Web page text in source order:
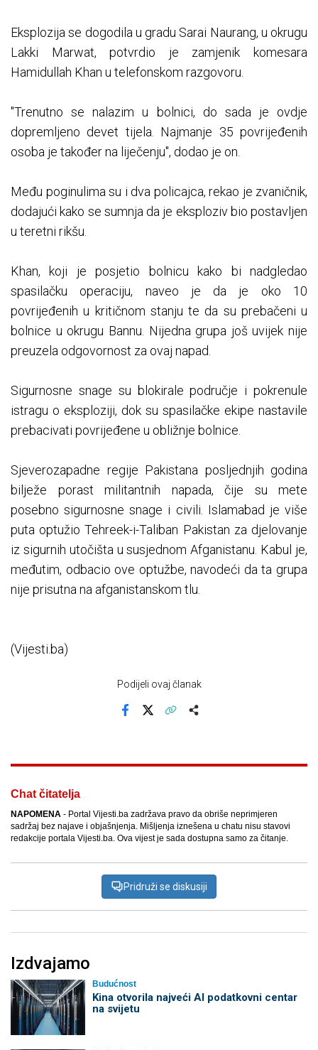
Eksplozija se dogodila u gradu Sarai Naurang, u okrugu
Lakki Marwat, potvrdio je zamjenik komesara
Hamidullah Khan u telefonskom razgovoru.
"Trenutno se nalazim u bolnici, do sada je ovdje
dopremljeno devet tijela. Najmanje 35 povrijeđenih
osoba je također na liječenju", dodao je on.
Među poginulima su i dva policajca, rekao je zvaničnik,
dodajući kako se sumnja da je eksploziv bio postavljen
u teretni rikšu.
Khan, koji je posjetio bolnicu kako bi nadgledao
spasilačku operaciju, naveo je da je oko 10
povrijeđenih u kritičnom stanju te da su prebačeni u
bolnice u okrugu Bannu. Nijedna grupa još uvijek nije
preuzela odgovornost za ovaj napad.
Sigurnosne snage su blokirale područje i pokrenule
istragu o eksploziji, dok su spasilačke ekipe nastavile
prebacivati povrijeđene u obližnje bolnice.
Sjeverozapadne regije Pakistana posljednjih godina
bilježe porast militantnih napada, čije su mete
posebno sigurnosne snage i civili. Islamabad je više
puta optužio Tehreek-i-Taliban Pakistan za djelovanje
iz sigurnih utočišta u susjednom Afganistanu. Kabul je,
međutim, odbacio ove optužbe, navodeći da ta grupa
nije prisutna na afganistanskom tlu.
(Vijesti.ba)
Podijeli ovaj članak
Chat čitatelja
NAPOMENA - Portal Vijesti.ba zadržava pravo da obriše neprimjeren
sadržaj bez najave i objašnjenja. Mišljenja iznešena u chatu nisu stavovi
redakcije portala Vijesti.ba. Ova vijest je sada dostupna samo za čitanje.
Pridruži se diskusiji
Izdvajamo
Budućnost
Kina otvorila najveći AI podatkovni centar
na svijetu